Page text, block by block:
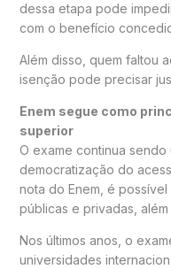
dessa etapa pode
com o benefício
Além disso, quem faltou
isenção pode precisar
Enem segue como
superior
O exame continua
democratização do
nota do Enem, é
públicas e privadas,
Nos últimos anos, o
universidades